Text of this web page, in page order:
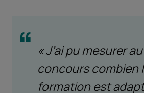
« J’ai pu mesurer au
concours combien
formation est